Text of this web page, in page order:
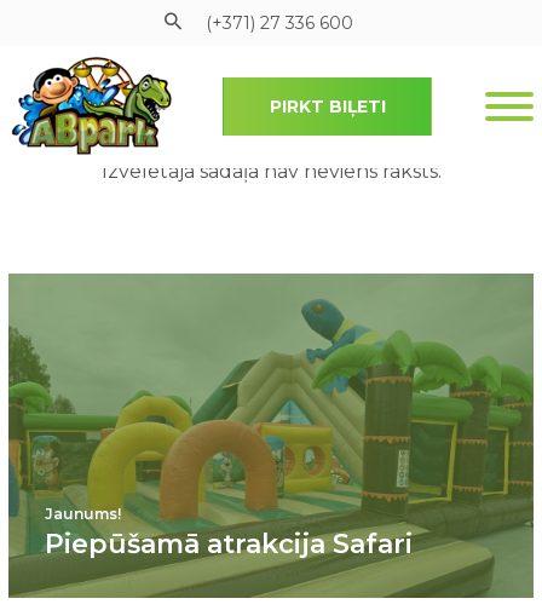
Pāriet uz galveno saturu
(+371) 27 336 600
PIRKT BIĻETI
Izvēlētajā sadaļā nav neviens raksts.
Jaunums!
Piepūšamā atrakcija Safari